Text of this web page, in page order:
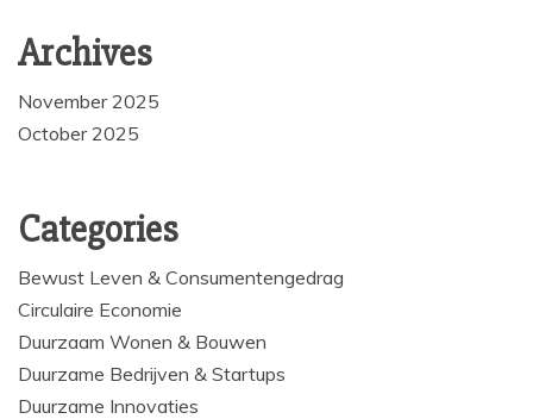
Archives
November 2025
October 2025
Categories
Bewust Leven & Consumentengedrag
Circulaire Economie
Duurzaam Wonen & Bouwen
Duurzame Bedrijven & Startups
Duurzame Innovaties